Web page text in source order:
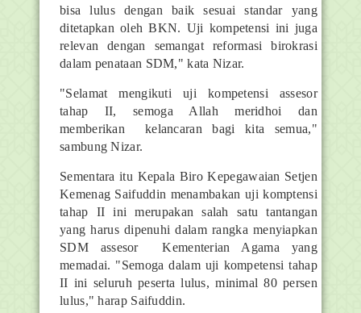
bisa lulus dengan baik sesuai standar yang
ditetapkan oleh BKN. Uji kompetensi ini juga
relevan dengan semangat reformasi birokrasi
dalam penataan SDM," kata Nizar.
"Selamat mengikuti uji kompetensi assesor
tahap II, semoga Allah meridhoi dan
memberikan kelancaran bagi kita semua,"
sambung Nizar.
Sementara itu Kepala Biro Kepegawaian Setjen
Kemenag Saifuddin menambakan uji komptensi
tahap II ini merupakan salah satu tantangan
yang harus dipenuhi dalam rangka menyiapkan
SDM assesor Kementerian Agama yang
memadai. "Semoga dalam uji kompetensi tahap
II ini seluruh peserta lulus, minimal 80 persen
lulus," harap Saifuddin.